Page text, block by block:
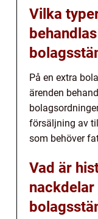
Vilka
På en extra
ärenden
försäljning av
som behöver
Vad är